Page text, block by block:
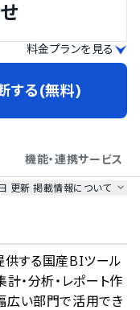
料金プランを見る
する(無料)
機能・連携サービス
更新掲載情報について
スデータを参照しています。
情報取得元 掲載修正依頼
供する国産BIツール
・分析・レポート作
広い部門で活用でき